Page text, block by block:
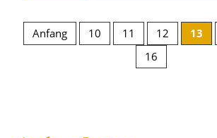
Anfang 10 11 12 13
16